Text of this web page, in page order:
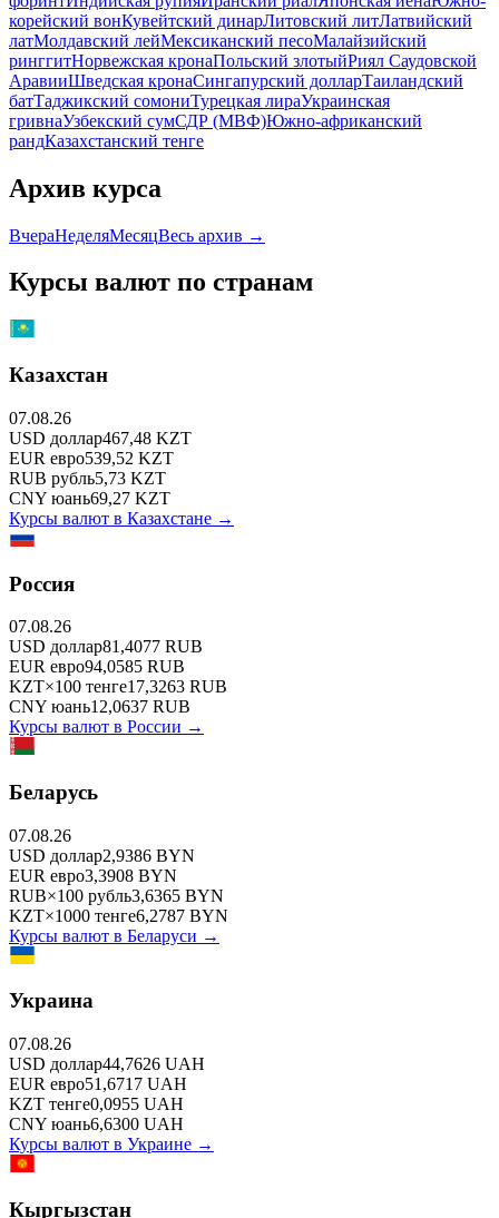
корейский вонКувейтский динарЛитовский литЛатвийский
латМолдавский лейМексиканский песоМалайзийский
ринггитНорвежская кронаПольский злотыйРиял Саудовской
АравииШведская кронаСингапурский долларТаиландский
батТаджикский сомониТурецкая лираУкраинская
гривнаУзбекский сумСДР (МВФ)Южно-африканский
рандКазахстанский тенге
Архив курса
ВчераНеделяМесяцВесь архив →
Курсы валют по странам
Казахстан
07.08.26
USD доллар467,48 KZT
EUR евро539,52 KZT
RUB рубль5,73 KZT
CNY юань69,27 KZT
Курсы валют в Казахстане →
Россия
07.08.26
USD доллар81,4077 RUB
EUR евро94,0585 RUB
KZT×100 тенге17,3263 RUB
CNY юань12,0637 RUB
Курсы валют в России →
Беларусь
07.08.26
USD доллар2,9386 BYN
EUR евро3,3908 BYN
RUB×100 рубль3,6365 BYN
KZT×1000 тенге6,2787 BYN
Курсы валют в Беларуси →
Украина
07.08.26
USD доллар44,7626 UAH
EUR евро51,6717 UAH
KZT тенге0,0955 UAH
CNY юань6,6300 UAH
Курсы валют в Украине →
Кыргызстан